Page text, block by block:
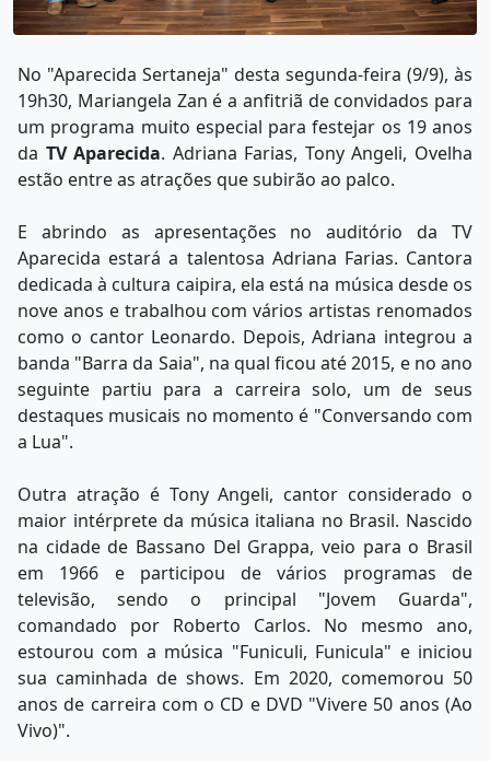
No "Aparecida Sertaneja" desta segunda-feira (9/9), às
19h30, Mariangela Zan é a anfitriã de convidados para
um programa muito especial para festejar os 19 anos
da TV Aparecida. Adriana Farias, Tony Angeli, Ovelha
estão entre as atrações que subirão ao palco.
E abrindo as apresentações no auditório da TV
Aparecida estará a talentosa Adriana Farias. Cantora
dedicada à cultura caipira, ela está na música desde os
nove anos e trabalhou com vários artistas renomados
como o cantor Leonardo. Depois, Adriana integrou a
banda "Barra da Saia", na qual ficou até 2015, e no ano
seguinte partiu para a carreira solo, um de seus
destaques musicais no momento é "Conversando com
a Lua".
Outra atração é Tony Angeli, cantor considerado o
maior intérprete da música italiana no Brasil. Nascido
na cidade de Bassano Del Grappa, veio para o Brasil
em 1966 e participou de vários programas de
televisão, sendo o principal "Jovem Guarda",
comandado por Roberto Carlos. No mesmo ano,
estourou com a música "Funiculi, Funicula" e iniciou
sua caminhada de shows. Em 2020, comemorou 50
anos de carreira com o CD e DVD "Vivere 50 anos (Ao
Vivo)".